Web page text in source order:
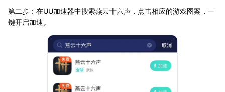
第二步：在UU加速器中搜索燕云十六声，点击相应的游戏图案，一
键开启加速。